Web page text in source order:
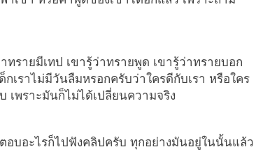
รายมีเทป เขารู้ว่าทรายพูด เขารู้ว่าทรายบอก
ราไม่มีวันลืมหรอกครับว่าใครดีกับเรา หรือใคร
เพราะมันก็ไม่ได้เปลี่ยนความจริง
ตอบอะไรก็ไปฟังคลิปครับ ทุกอย่างมันอยู่ในนั้นแล้ว